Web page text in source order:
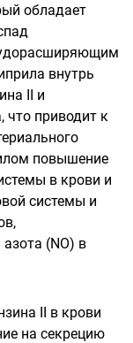
обладает
внутрь
II и
что приводит к
повышение
в крови и
системы и
(NO) в
II в крови
на секрецию